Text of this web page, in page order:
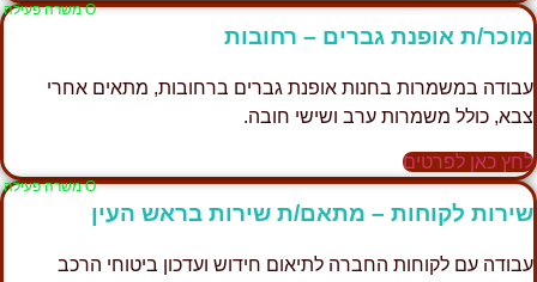
Ο משרה פעילה
מוכר/ת אופנת גברים – רחובות
עבודה במשמרות בחנות אופנת גברים ברחובות, מתאים אחרי
צבא, כולל משמרות ערב ושישי חובה.
לחץ כאן לפרטים
Ο משרה פעילה
שירות לקוחות – מתאם/ת שירות בראש העין
עבודה עם לקוחות החברה לתיאום חידוש ועדכון ביטוחי הרכב